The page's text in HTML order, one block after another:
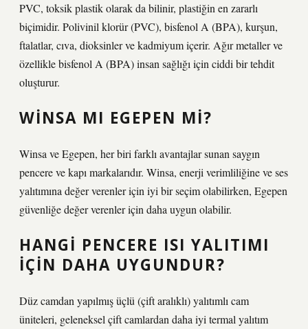
PVC, toksik plastik olarak da bilinir, plastiğin en zararlı
biçimidir. Polivinil klorür (PVC), bisfenol A (BPA), kurşun,
ftalatlar, cıva, dioksinler ve kadmiyum içerir. Ağır metaller ve
özellikle bisfenol A (BPA) insan sağlığı için ciddi bir tehdit
oluşturur.
WINSA MI EGEPEN MI?
Winsa ve Egepen, her biri farklı avantajlar sunan saygın
pencere ve kapı markalarıdır. Winsa, enerji verimliliğine ve ses
yalıtımına değer verenler için iyi bir seçim olabilirken, Egepen
güvenliğe değer verenler için daha uygun olabilir.
HANGI PENCERE ISI YALITIMI
IÇIN DAHA UYGUNDUR?
Düz camdan yapılmış üçlü (çift aralıklı) yalıtımlı cam
üniteleri, geleneksel çift camlardan daha iyi termal yalıtım